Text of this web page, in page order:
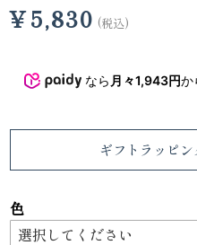
¥5,830 税込
なら 月々1,943円か
ギフトラッピン
色